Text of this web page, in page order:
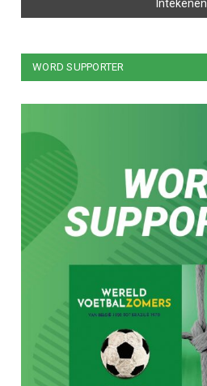
WORD SUPPORTER